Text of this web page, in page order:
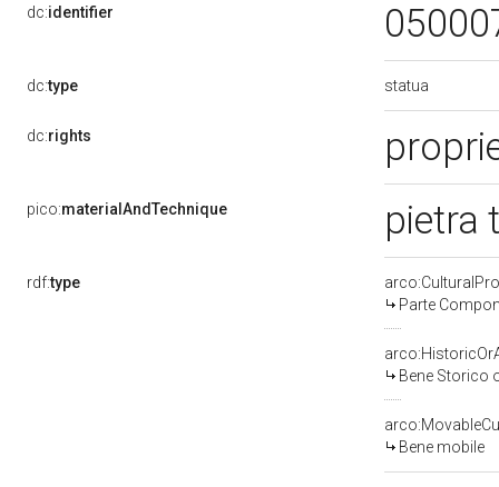
dc:identifier
dc:type statua
dc:rights
pico:materialAndTechnique pietra
rdf:type
Parte
Bene Storico
Bene mobile